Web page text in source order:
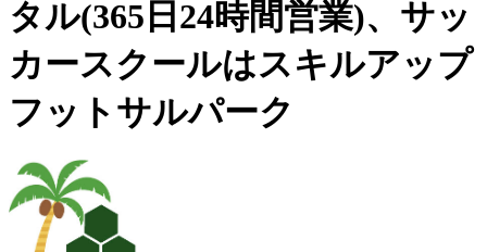
タル(365日24時間営業)、サッ
カースクールはスキルアップ
フットサルパーク